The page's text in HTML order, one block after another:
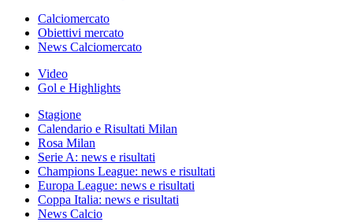
Calciomercato
Obiettivi mercato
News Calciomercato
Video
Gol e Highlights
Stagione
Calendario e Risultati Milan
Rosa Milan
Serie A: news e risultati
Champions League: news e risultati
Europa League: news e risultati
Coppa Italia: news e risultati
News Calcio